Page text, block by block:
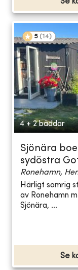
5 (14)
4 + 2 bäddar
Sjönära
sydöstra
Ronehamn,
Härligt somrig
av Ronehamn
Sjönära, ...
Se